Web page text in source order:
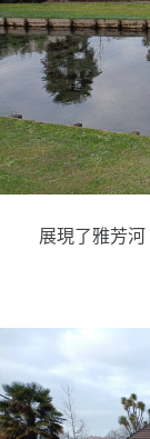
展現了雅芳